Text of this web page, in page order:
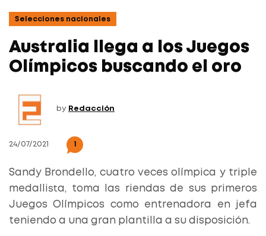
Selecciones nacionales
Australia llega a los Juegos
Olímpicos buscando el oro
by Redacción
24/07/2021 1
Sandy Brondello, cuatro veces olímpica y triple
medallista, toma las riendas de sus primeros
Juegos Olímpicos como entrenadora en jefa
teniendo a una gran plantilla a su disposición.